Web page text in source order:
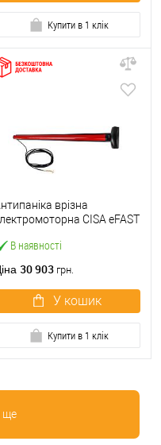
Купити в 1 клік
В наявності
врізна
CISA eFAST
30 903 грн.
У кошик
Купити в 1 клік
ще